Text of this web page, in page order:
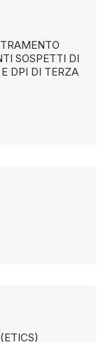
SOSPETTI DI
DPI DI TERZA